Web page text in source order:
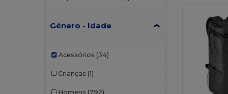
Género - Idade
Acessórios (34)
Crianças (1)
Homens (792)